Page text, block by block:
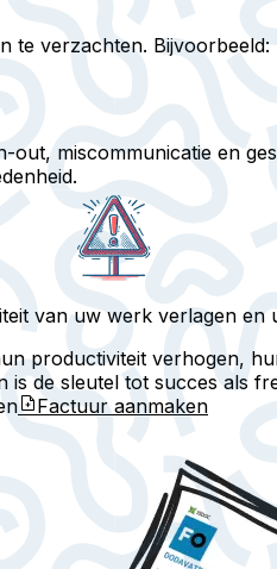
verzachten.
miscommunicatie en
van uw werk verlagen
productiviteit verhogen,
is de sleutel tot succes als
Factuur aanmaken